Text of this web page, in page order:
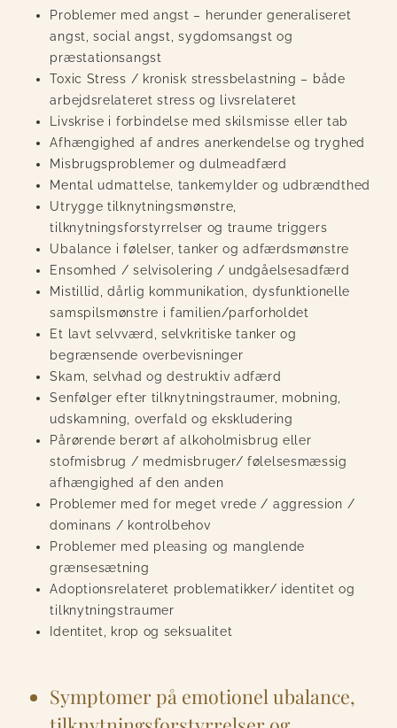
Problemer med angst – herunder generaliseret
angst, social angst, sygdomsangst og
præstationsangst
Toxic Stress / kronisk stressbelastning – både
arbejdsrelateret stress og livsrelateret
Livskrise i forbindelse med skilsmisse eller tab
Afhængighed af andres anerkendelse og tryghed
Misbrugsproblemer og dulmeadfærd
Mental udmattelse, tankemylder og udbrændthed
Utrygge tilknytningsmønstre,
tilknytningsforstyrrelser og traume triggers
Ubalance i følelser, tanker og adfærdsmønstre
Ensomhed / selvisolering / undgåelsesadfærd
Mistillid, dårlig kommunikation, dysfunktionelle
samspilsmønstre i familien/parforholdet
Et lavt selvværd, selvkritiske tanker og
begrænsende overbevisninger
Skam, selvhad og destruktiv adfærd
Senfølger efter tilknytningstraumer, mobning,
udskamning, overfald og ekskludering
Pårørende berørt af alkoholmisbrug eller
stofmisbrug / medmisbruger/ følelsesmæssig
afhængighed af den anden
Problemer med for meget vrede / aggression /
dominans / kontrolbehov
Problemer med pleasing og manglende
grænsesætning
Adoptionsrelateret problematikker/ identitet og
tilknytningstraumer
Identitet, krop og seksualitet
Symptomer på emotionel ubalance,